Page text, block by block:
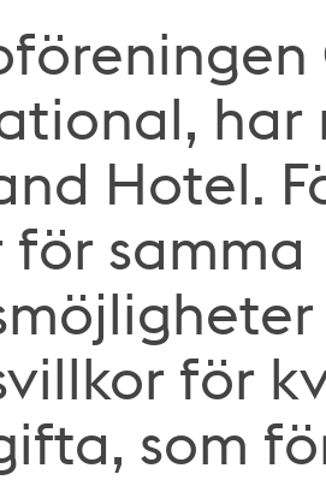
Hotel.
för samma
för
som